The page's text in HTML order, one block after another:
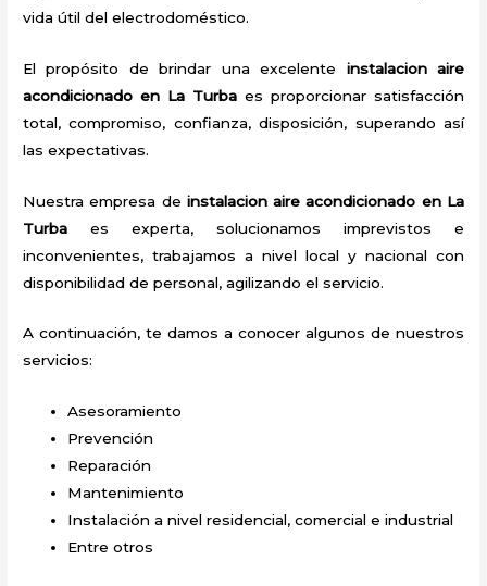
vida útil del electrodoméstico.
El propósito de brindar una excelente instalacion aire
acondicionado en La Turba es proporcionar satisfacción
total, compromiso, confianza, disposición, superando así
las expectativas.
Nuestra empresa de instalacion aire acondicionado en La
Turba es experta, solucionamos imprevistos e
inconvenientes, trabajamos a nivel local y nacional con
disponibilidad de personal, agilizando el servicio.
A continuación, te damos a conocer algunos de nuestros
servicios:
Asesoramiento
Prevención
Reparación
Mantenimiento
Instalación a nivel residencial, comercial e industrial
Entre otros